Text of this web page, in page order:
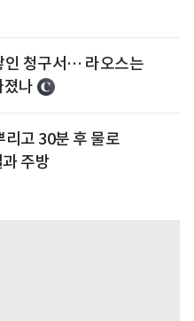
인 청구서… 라오스는
나
고 30분 후 물로
주방